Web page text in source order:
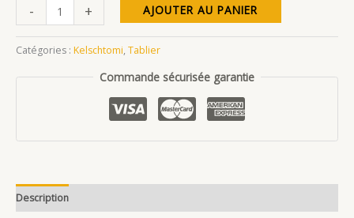
-
de
Tablier
+ AJOUTER AU PANIER
Catégories : Kelschtomi, Tablier
Commande sécurisée garantie
Description